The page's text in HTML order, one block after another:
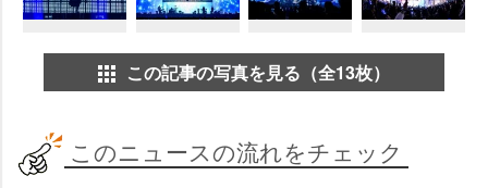
この記事の写真を見る（全13枚）
このニュースの流れをチェック